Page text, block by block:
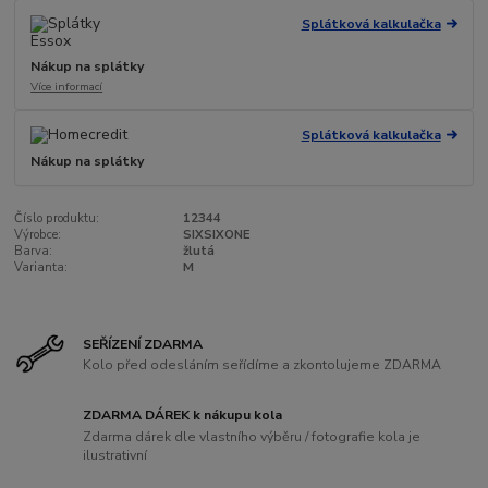
Splátková kalkulačka
Nákup na splátky
Více informací
Splátková kalkulačka
Nákup na splátky
Číslo produktu:
12344
Výrobce:
SIXSIXONE
Barva:
žlutá
Varianta:
M
SEŘÍZENÍ ZDARMA
Kolo před odesláním seřídíme a zkontolujeme ZDARMA
ZDARMA DÁREK k nákupu kola
Zdarma dárek dle vlastního výběru / fotografie kola je
ilustrativní